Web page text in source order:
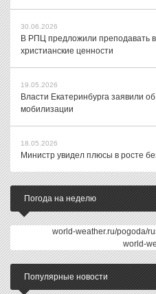
30.06.2026
В РПЦ предложили преподавать
христианские ценности
19.05.2026
Власти Екатеринбурга заявили
мобилизации
18.05.2026
Министр увидел плюсы в росте
Погода на неделю
world-weather.ru/pogoda/
world-
Популярные новости